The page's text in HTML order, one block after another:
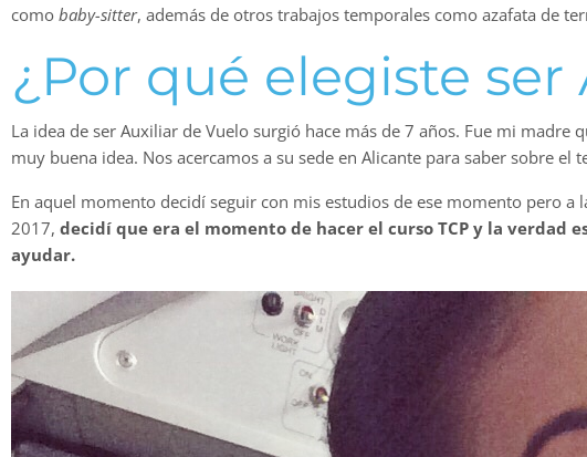
como baby-sitter, además de otros trabajos temporales como azafata de
¿Por qué elegiste ser
La idea de ser Auxiliar de Vuelo surgió hace más de 7 años. Fue mi
muy buena idea. Nos acercamos a su sede en Alicante para saber sobre
En aquel momento decidí seguir con mis estudios de ese momento pero
2017, decidí que era el momento de hacer el curso TCP y la verdad
ayudar.